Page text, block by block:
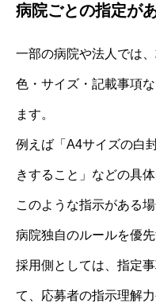
病院ごとの指定が
一部の病院や法人では
色・サイズ・記載事項
ます。
例えば「A4サイズの白
きすること」などの具
このような指示がある
病院独自のルールを優
採用側としては、指定
て、応募者の指示理解